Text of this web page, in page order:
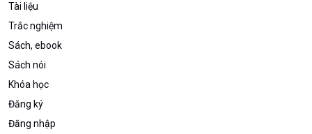
Tài liệu
Trắc nghiệm
Sách, ebook
Sách nói
Khóa học
Đăng ký
Đăng nhập